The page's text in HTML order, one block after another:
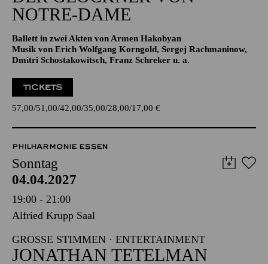
Aalto-Theater
DER GLÖCKNER­ VON
NOTRE-DAME
Musik von Erich Wolfgang Korngold, Sergej Rachmaninow,
Dmitri Schostakowitsch, Franz Schreker u. a.
57,00 51,00 42,00 35,00
PHILHARMONIE ESSEN
Sonntag
04.04.2027
19:00 - 21:00
Alfried Krupp Saal